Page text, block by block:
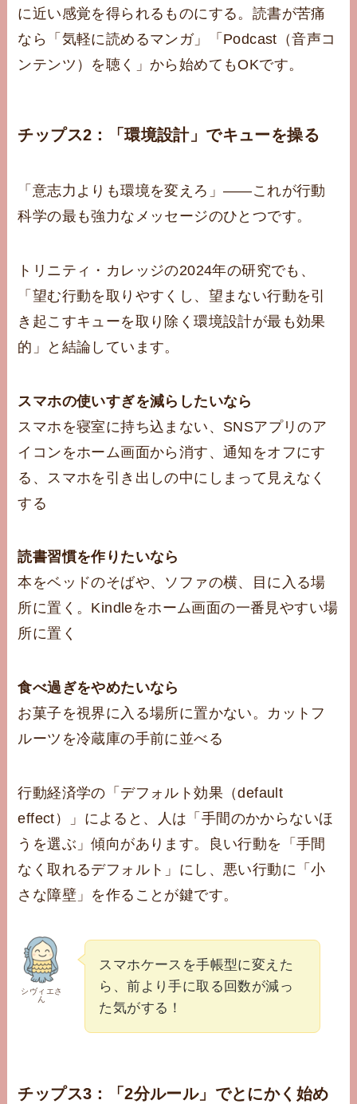
に近い感覚を得られるものにする。読書が苦痛
なら「気軽に読めるマンガ」「Podcast（音声コ
ンテンツ）を聴く」から始めてもOKです。
チップス2：「環境設計」でキューを操る
「意志力よりも環境を変えろ」——これが行動
科学の最も強力なメッセージのひとつです。
トリニティ・カレッジの2024年の研究でも、
「望む行動を取りやすくし、望まない行動を引
き起こすキューを取り除く環境設計が最も効果
的」と結論しています。
スマホの使いすぎを減らしたいなら
スマホを寝室に持ち込まない、SNSアプリのア
イコンをホーム画面から消す、通知をオフにす
る、スマホを引き出しの中にしまって見えなく
する
読書習慣を作りたいなら
本をベッドのそばや、ソファの横、目に入る場
所に置く。Kindleをホーム画面の一番見やすい場
所に置く
食べ過ぎをやめたいなら
お菓子を視界に入る場所に置かない。カットフ
ルーツを冷蔵庫の手前に並べる
行動経済学の「デフォルト効果（default
effect）」によると、人は「手間のかからないほ
うを選ぶ」傾向があります。良い行動を「手間
なく取れるデフォルト」にし、悪い行動に「小
さな障壁」を作ることが鍵です。
シヴィエさ
ん
スマホケースを手帳型に変えた
ら、前より手に取る回数が減っ
た気がする！
チップス3：「2分ルール」でとにかく始め